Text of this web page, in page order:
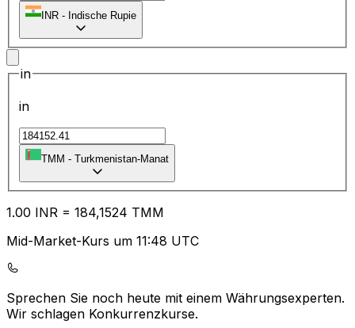
INR - Indische Rupie
in
in
TMM - Turkmenistan-Manat
1.00 INR = 184,1524 TMM
Mid-Market-Kurs um 11:48 UTC
Sprechen Sie noch heute mit einem Währungsexperten.
Wir schlagen Konkurrenzkurse.